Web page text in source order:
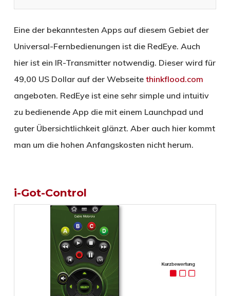
Eine der bekanntesten Apps auf diesem Gebiet der
Universal-Fernbedienungen ist die RedEye. Auch
hier ist ein IR-Transmitter notwendig. Dieser wird für
49,00 US Dollar auf der Webseite thinkflood.com
angeboten. RedEye ist eine sehr simple und intuitiv
zu bedienende App die mit einem Launchpad und
guter Übersichtlichkeit glänzt. Aber auch hier kommt
man um die hohen Anfangskosten nicht herum.
i-Got-Control